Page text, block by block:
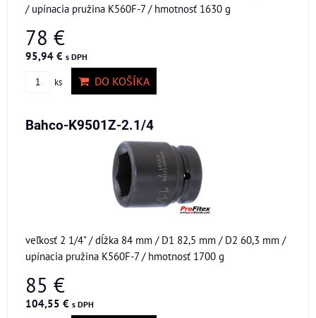
/ upínacia pružina K560F-7 / hmotnosť 1630 g
78 €
95,94 € s DPH
ks DO KOŠÍKA
Bahco-K9501Z-2.1/4
veľkosť 2 1/4" / dĺžka 84 mm / D1 82,5 mm / D2 60,3 mm /
upínacia pružina K560F-7 / hmotnosť 1700 g
85 €
104,55 € s DPH